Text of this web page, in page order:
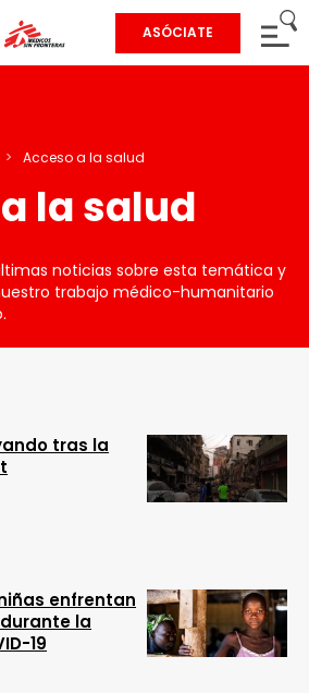
ASÓCIATE
> Acceso a la salud
la salud
noticias sobre esta temática y
trabajo médico-humanitario
tras la
enfrentan
la
19